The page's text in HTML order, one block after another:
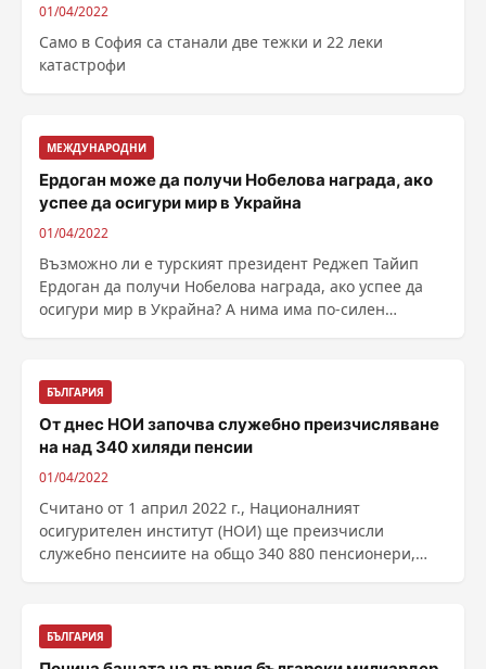
01/04/2022
Само в София са станали две тежки и 22 леки
катастрофи
МЕЖДУНАРОДНИ
Ердоган може да получи Нобелова награда, ако
успее да осигури мир в Украйна
01/04/2022
Възможно ли е турският президент Реджеп Тайип
Ердоган да получи Нобелова награда, ако успее да
осигури мир в Украйна? А нима има по-силен
БЪЛГАРИЯ
От днес НОИ започва служебно преизчисляване
на над 340 хиляди пенсии
01/04/2022
Считано от 1 април 2022 г., Националният
осигурителен институт (НОИ) ще преизчисли
служебно пенсиите на общо 340 880 пенсионери,
БЪЛГАРИЯ